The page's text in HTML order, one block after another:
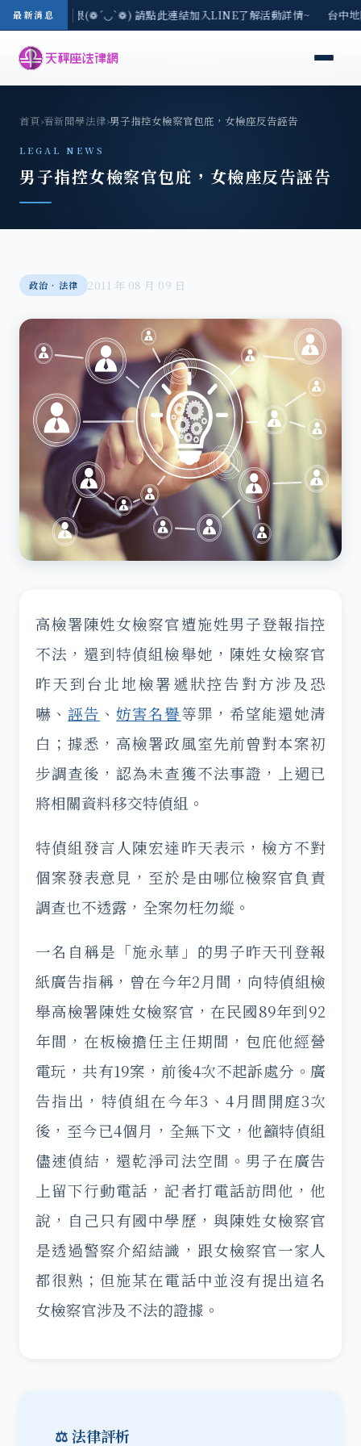
最新消息
諮詢~名額有限(❁´◡`❁) 請點此連結加入LINE了解活動詳情~ 台中地
首頁›看新聞學法律›男子指控女檢察官包庇，女檢座反告誣告
LEGAL NEWS
男子指控女檢察官包庇，女檢座反告誣告
政治‧法律 2011 年 08 月 09 日
高檢署陳姓女檢察官遭施姓男子登報指控
不法，還到特偵組檢舉她，陳姓女檢察官
昨天到台北地檢署遞狀控告對方涉及恐
嚇、誣告 、妨害名譽等罪，希望能還她清
白；據悉，高檢署政風室先前曾對本案初
步調查後，認為未查獲不法事證，上週已
將相關資料移交特偵組。
特偵組發言人陳宏達昨天表示，檢方不對
個案發表意見，至於是由哪位檢察官負責
調查也不透露，全案勿枉勿縱。
一名自稱是「施永華」的男子昨天刊登報
紙廣告指稱，曾在今年2月間，向特偵組檢
舉高檢署陳姓女檢察官，在民國89年到92
年間，在板檢擔任主任期間，包庇他經營
電玩，共有19案，前後4次不起訴處分。廣
告指出，特偵組在今年3、4月間開庭3次
後，至今已4個月，全無下文，他籲特偵組
儘速偵結，還乾淨司法空間。男子在廣告
上留下行動電話，記者打電話訪問他，他
說，自己只有國中學歷，與陳姓女檢察官
是透過警察介紹結識，跟女檢察官一家人
都很熟；但施某在電話中並沒有提出這名
女檢察官涉及不法的證據。
⚖️ 法律評析